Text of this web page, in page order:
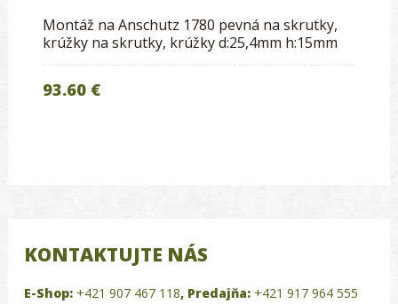
Montáž na Anschutz 1780 pevná na skrutky,
krúžky na skrutky, krúžky d:25,4mm h:15mm
93.60 €
KONTAKTUJTE NÁS
E-Shop: +421 907 467 118, Predajňa: +421 917 964 555